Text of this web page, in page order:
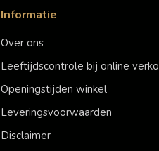
Informatie
Over ons
Leeftijdscontrole bij online
Openingstijden winkel
Leveringsvoorwaarden
Disclaimer